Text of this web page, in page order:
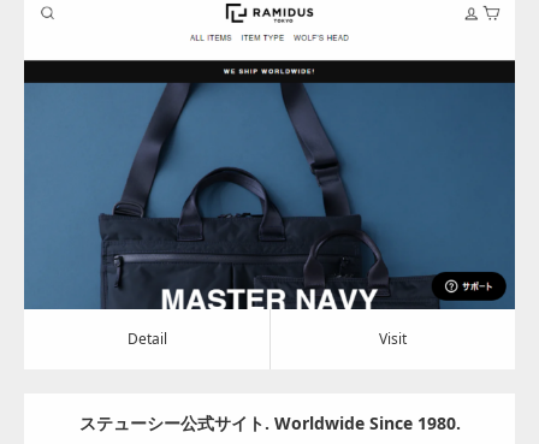
Update:2024.07.05
Category:
アパレル・バッグ
Detail Visit
Detail Visit
ステューシー公式サイト. Worldwide Since 1980.